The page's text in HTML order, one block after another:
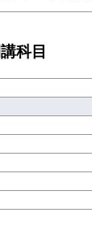
物質・情報
物質・情
エネルギ
エンジニア
原子核工
物質・情
イノベー
人間医療科
経営専門職学
技術経営専
科目
リア科目
科目